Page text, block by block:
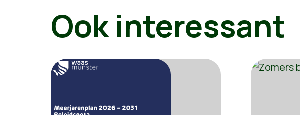
Ook interessant